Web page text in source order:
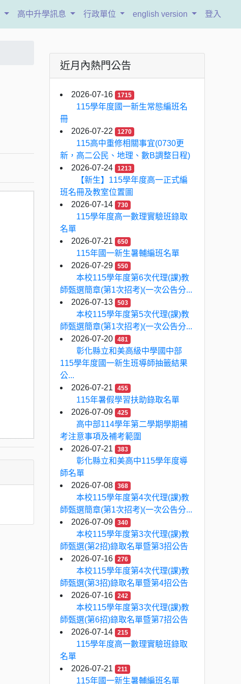
高中升學訊息 行政單位 english version 登入
近月內熱門公告
2026-07-16 1715
115學年度國一新生常態編班名
冊
2026-07-22
1270
115高中重修相關事宜(0730更
新，高二公民、地理、數B調整日程)
2026-07-24
1213
【新生】115學年度高一正式編
班名冊及教室位置圖
2026-07-14
730
115學年度高一數理實驗班錄取
名單
2026-07-21
650
115年國一新生暑輔編班名單
2026-07-29
550
本校115學年度第6次代理(課)教
師甄選簡章(第1次招考)(一次公告分...
2026-07-13
503
本校115學年度第5次代理(課)教
師甄選簡章(第1次招考)(一次公告分...
2026-07-20
481
彰化縣立和美高級中學國中部
115學年度國一新生班導師抽籤結果
公...
2026-07-21
455
115年暑假學習扶助錄取名單
2026-07-09
425
高中部114學年第二學期學期補
考注意事項及補考範圍
2026-07-21
383
彰化縣立和美高中115學年度導
師名單
2026-07-08
368
本校115學年度第4次代理(課)教
師甄選簡章(第1次招考)(一次公告分...
2026-07-09
340
本校115學年度第3次代理(課)教
師甄選(第2招)錄取名單暨第3招公告
2026-07-16
276
本校115學年度第4次代理(課)教
師甄選(第3招)錄取名單暨第4招公告
2026-07-16
242
本校115學年度第3次代理(課)教
師甄選(第6招)錄取名單暨第7招公告
2026-07-14
215
115學年度高一數理實驗班錄取
名單
2026-07-21
211
115年國一新生暑輔編班名單